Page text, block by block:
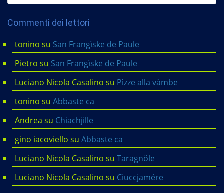
Commenti dei lettori
tonino su San Frangìske de Paule
Pietro su San Frangìske de Paule
Luciano Nicola Casalino su Pìzze alla vàmbe
tonino su Abbaste ca
Andrea su Chiachjille
gino iacoviello su Abbaste ca
Luciano Nicola Casalino su Taragnöle
Luciano Nicola Casalino su Ciuccjamére